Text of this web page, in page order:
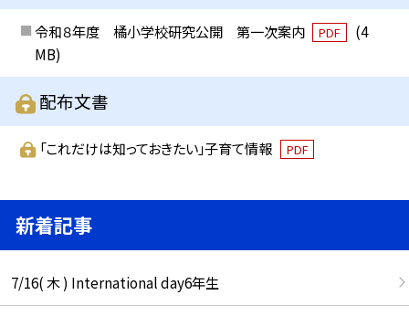
令和８年度 橘小学校研究公開 第一次案内 PDF
(4
MB)
配布文書
「これだけは知っておきたい」子育て情報 PDF
新着記事
7/16( 木 ) International day6年生